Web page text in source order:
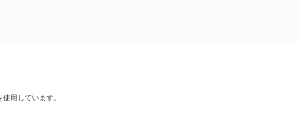
用しています。